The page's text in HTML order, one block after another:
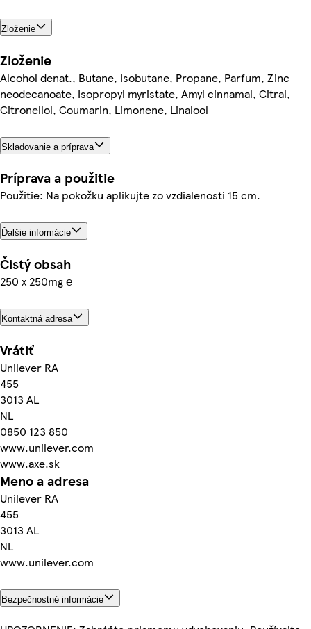
Zloženie
Zloženie
Alcohol denat., Butane, Isobutane, Propane, Parfum, Zinc
neodecanoate, Isopropyl myristate, Amyl cinnamal, Citral,
Citronellol, Coumarin, Limonene, Linalool
Skladovanie a príprava
Príprava a použitie
Použitie: Na pokožku aplikujte zo vzdialenosti 15 cm.
Ďalšie informácie
Čistý obsah
250 x 250mg ℮
Kontaktná adresa
Vrátiť
Unilever RA
455
3013 AL
NL
0850 123 850
www.unilever.com
www.axe.sk
Meno a adresa
Unilever RA
455
3013 AL
NL
www.unilever.com
Bezpečnostné informácie